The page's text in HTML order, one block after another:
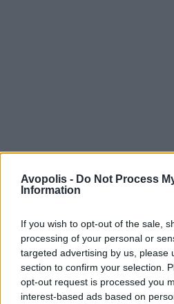
Avopolis - Do Not Process
Information
If you wish to opt-out of the sale,
processing of your personal or
targeted advertising by us, please
section to confirm your selection.
opt-out request is processed you
interest-based ads based on